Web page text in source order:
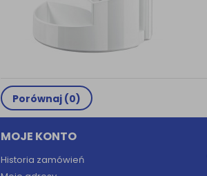
Porównaj (0)
MOJE KONTO
Historia zamówień